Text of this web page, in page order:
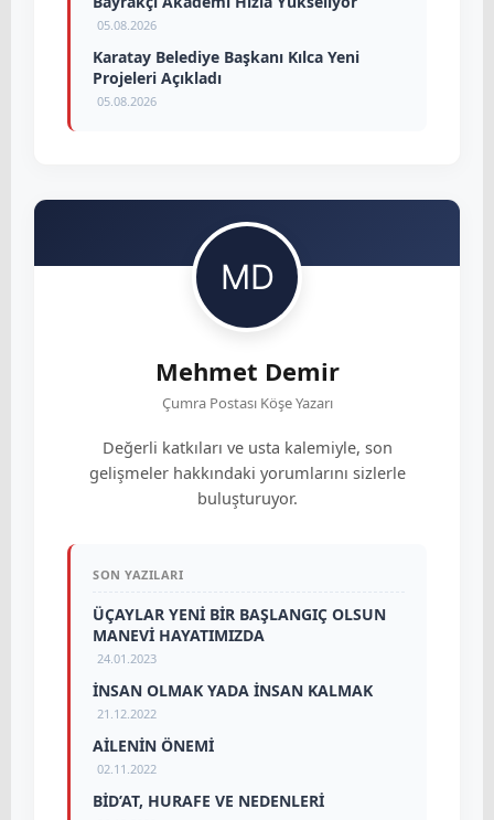
05.08.2026
Karatay Belediye Başkanı Kılca Yeni
Projeleri Açıkladı
05.08.2026
Mehmet Demir
Çumra Postası Köşe Yazarı
Değerli katkıları ve usta kalemiyle, son
gelişmeler hakkındaki yorumlarını sizlerle
buluşturuyor.
SON YAZILARI
ÜÇAYLAR YENİ BİR BAŞLANGIÇ OLSUN
MANEVİ HAYATIMIZDA
24.01.2023
İNSAN OLMAK YADA İNSAN KALMAK
21.12.2022
AİLENİN ÖNEMİ
02.11.2022
BİD’AT, HURAFE VE NEDENLERİ